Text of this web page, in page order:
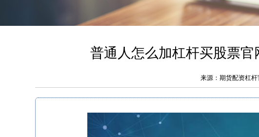
普通人怎么加杠杆买股票
来源：期货配资杠杆